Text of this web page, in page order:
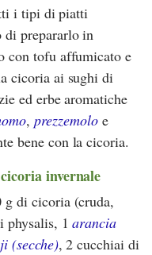
i tipi di piatti
di prepararlo in
con tofu affumicato e
cicoria ai sughi di
ed erbe aromatiche
,prezzemoloe
bene con la cicoria.
invernale
g di cicoria (cruda,
physalis, 1arancia
(secche), 2 cucchiai di